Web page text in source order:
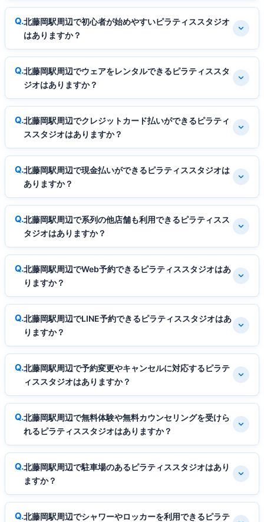
北藤岡駅周辺で初心者が始めやすいピラティススタジオ
はありますか？
北藤岡駅周辺でウェアをレンタルできるピラティススタ
ジオはありますか？
北藤岡駅周辺でクレジットカード払いができるピラティ
ススタジオはありますか？
北藤岡駅周辺で現金払いができるピラティススタジオは
ありますか？
北藤岡駅周辺で系列の他店舗も利用できるピラティスス
タジオはありますか？
北藤岡駅周辺でWeb予約できるピラティススタジオはあ
りますか？
北藤岡駅周辺でLINE予約できるピラティススタジオはあ
りますか？
北藤岡駅周辺で予約変更やキャンセルに対応するピラテ
ィススタジオはありますか？
北藤岡駅周辺で無料体験や無料カウンセリングを受けら
れるピラティススタジオはありますか？
北藤岡駅周辺で駐車場のあるピラティススタジオはあり
ますか？
北藤岡駅周辺でシャワーやロッカーを利用できるピラテ